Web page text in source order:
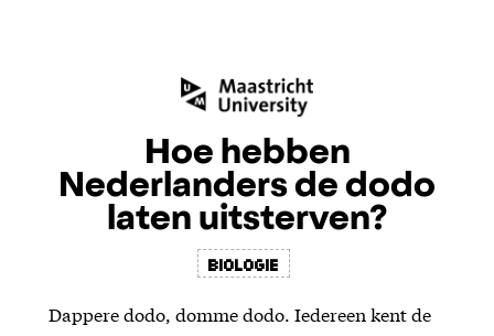
Hoe hebben
Nederlanders de dodo
laten uitsterven?
Biologie
Dappere dodo, domme dodo. Iedereen kent de